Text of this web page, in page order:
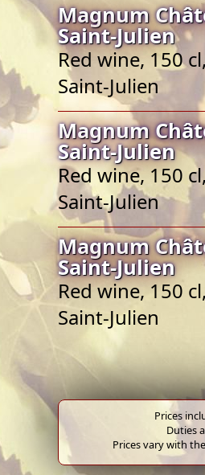
Magnum
Saint-Julien
Red wine, 150
Saint-Julien
Magnum
Saint-Julien
Red wine, 150
Saint-Julien
Magnum
Saint-Julien
Red wine, 150
Saint-Julien
Prices
Duties
Prices vary with